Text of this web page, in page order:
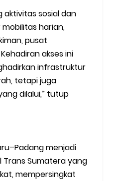
aktivitas sosial dan
harian,
pusat
akses ini
infrastruktur
tetapi juga
dilalui,” tutup
menjadi
Sumatera yang
mempersingkat